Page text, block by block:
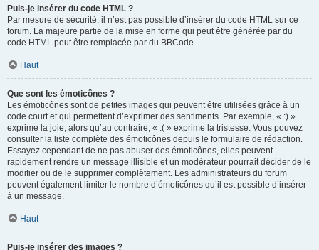
Puis-je insérer du code HTML ?
Par mesure de sécurité, il n’est pas possible d’insérer du code HTML sur ce
forum. La majeure partie de la mise en forme qui peut être générée par du
code HTML peut être remplacée par du BBCode.
Haut
Que sont les émoticônes ?
Les émoticônes sont de petites images qui peuvent être utilisées grâce à un
code court et qui permettent d’exprimer des sentiments. Par exemple, « :) »
exprime la joie, alors qu’au contraire, « :( » exprime la tristesse. Vous pouvez
consulter la liste complète des émoticônes depuis le formulaire de rédaction.
Essayez cependant de ne pas abuser des émoticônes, elles peuvent
rapidement rendre un message illisible et un modérateur pourrait décider de le
modifier ou de le supprimer complètement. Les administrateurs du forum
peuvent également limiter le nombre d’émoticônes qu’il est possible d’insérer
à un message.
Haut
Puis-je insérer des images ?